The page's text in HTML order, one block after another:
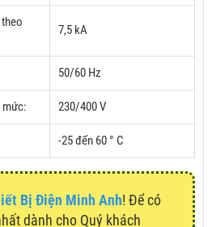
7,5 kA
50/60 Hz
mức: 230/400 V
-25 đến 60 ° C
Bị Điện Minh Anh! Để có
dành cho Quý khách